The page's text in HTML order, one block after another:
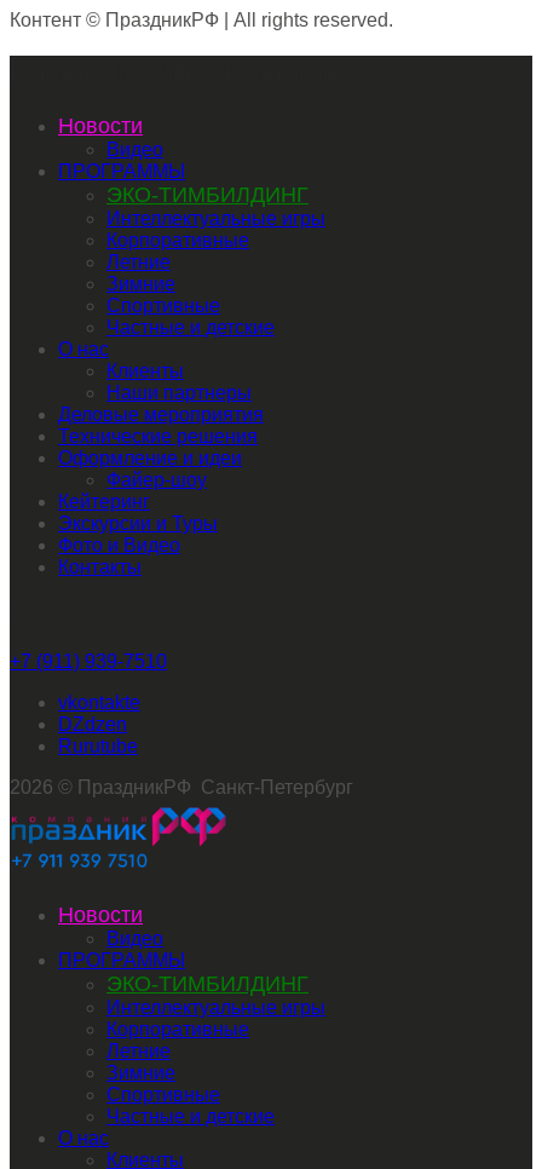
Контент © ПраздникРФ | All rights reserved.
Новости
Видео
ПРОГРАММЫ
ЭКО-ТИМБИЛДИНГ
Интеллектуальные игры
Корпоративные
Летние
Зимние
Спортивные
Частные и детские
О нас
Клиенты
Наши партнеры
Деловые мероприятия
Технические решения
Оформление и идеи
Файер-шоу
Кейтеринг
Экскурсии и Туры
Фото и Видео
Контакты
+7 (911) 939-7510
vkontakte
dzen
rutube
2026 © ПраздникРФ Санкт-Петербург
Новости
Видео
ПРОГРАММЫ
ЭКО-ТИМБИЛДИНГ
Интеллектуальные игры
Корпоративные
Летние
Зимние
Спортивные
Частные и детские
О нас
Клиенты